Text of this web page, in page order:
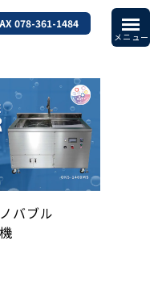
078-361-1484
バブル